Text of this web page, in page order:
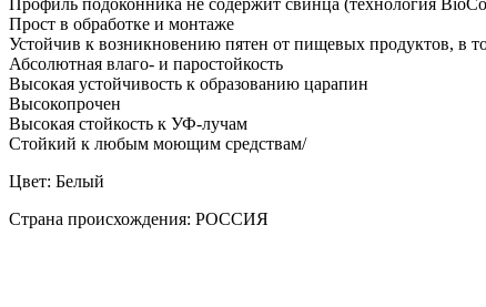
Прост в обработке и монтаже
Устойчив к возникновению пятен от пищевых продуктов, в
Абсолютная влаго- и паростойкость
Высокая устойчивость к образованию царапин
Высокопрочен
Высокая стойкость к УФ-лучам
Стойкий к любым моющим средствам/
Цвет: Белый
Страна происхождения: РОССИЯ